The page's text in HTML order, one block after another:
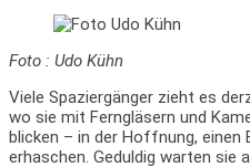
Foto : Udo Kühn
Viele Spaziergänger zieht es
wo sie mit Ferngläsern und
blicken – in der Hoffnung, einen
erhaschen. Geduldig warten sie